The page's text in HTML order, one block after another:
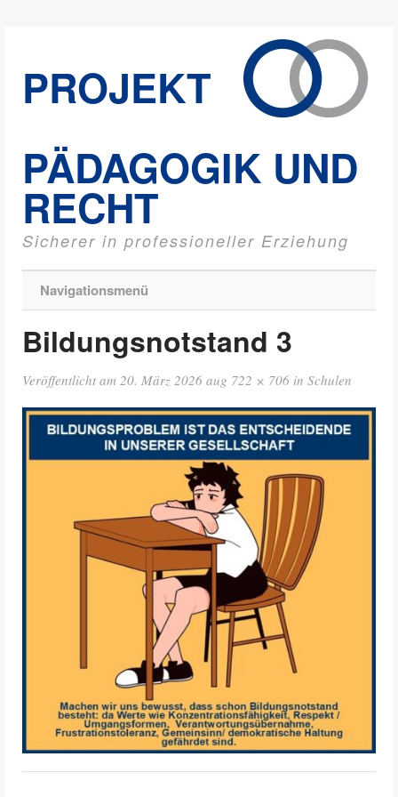
PROJEKT
PÄDAGOGIK UND
RECHT
Sicherer in professioneller Erziehung
Navigationsmenü
Bildungsnotstand 3
Veröffentlicht am 20. März 2026 aug 722 × 706 in Schulen